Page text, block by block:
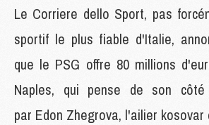
Le Corriere dello Sport, pas
sportif le plus fiable d'Italie,
que le PSG offre 80 millions
Naples, qui pense de son
par Edon Zhegrova, l'ailier kosovar